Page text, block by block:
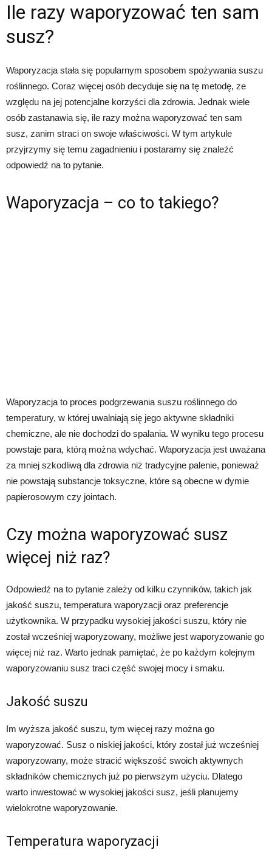
Ile razy waporyzować ten sam
susz?
Waporyzacja stała się popularnym sposobem spożywania suszu
roślinnego. Coraz więcej osób decyduje się na tę metodę, ze
względu na jej potencjalne korzyści dla zdrowia. Jednak wiele
osób zastanawia się, ile razy można waporyzować ten sam
susz, zanim straci on swoje właściwości. W tym artykule
przyjrzymy się temu zagadnieniu i postaramy się znaleźć
odpowiedź na to pytanie.
Waporyzacja – co to takiego?
Waporyzacja to proces podgrzewania suszu roślinnego do
temperatury, w której uwalniają się jego aktywne składniki
chemiczne, ale nie dochodzi do spalania. W wyniku tego procesu
powstaje para, którą można wdychać. Waporyzacja jest uważana
za mniej szkodliwą dla zdrowia niż tradycyjne palenie, ponieważ
nie powstają substancje toksyczne, które są obecne w dymie
papierosowym czy jointach.
Czy można waporyzować susz
więcej niż raz?
Odpowiedź na to pytanie zależy od kilku czynników, takich jak
jakość suszu, temperatura waporyzacji oraz preferencje
użytkownika. W przypadku wysokiej jakości suszu, który nie
został wcześniej waporyzowany, możliwe jest waporyzowanie go
więcej niż raz. Warto jednak pamiętać, że po każdym kolejnym
waporyzowaniu susz traci część swojej mocy i smaku.
Jakość suszu
Im wyższa jakość suszu, tym więcej razy można go
waporyzować. Susz o niskiej jakości, który został już wcześniej
waporyzowany, może stracić większość swoich aktywnych
składników chemicznych już po pierwszym użyciu. Dlatego
warto inwestować w wysokiej jakości susz, jeśli planujemy
wielokrotne waporyzowanie.
Temperatura waporyzacji